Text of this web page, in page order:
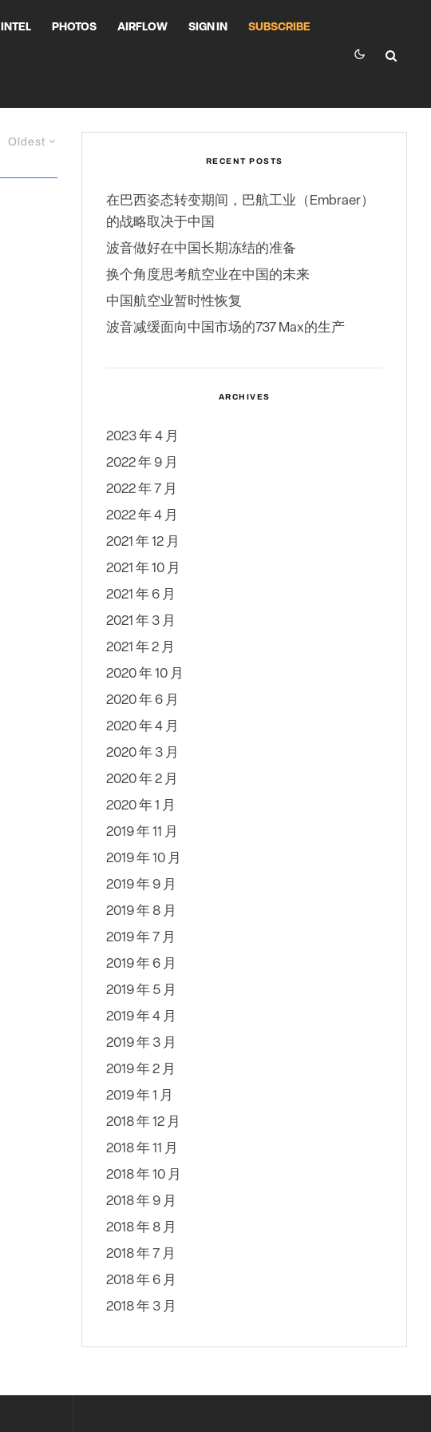
INTEL PHOTOS AIRFLOW SIGN IN SUBSCRIBE
Oldest
RECENT POSTS
在巴西姿态转变期间，巴航工业（Embraer）
的战略取决于中国
波音做好在中国长期冻结的准备
换个角度思考航空业在中国的未来
中国航空业暂时性恢复
波音减缓面向中国市场的737 Max的生产
ARCHIVES
2023 年 4 月
2022 年 9 月
2022 年 7 月
2022 年 4 月
2021 年 12 月
2021 年 10 月
2021 年 6 月
2021 年 3 月
2021 年 2 月
2020 年 10 月
2020 年 6 月
2020 年 4 月
2020 年 3 月
2020 年 2 月
2020 年 1 月
2019 年 11 月
2019 年 10 月
2019 年 9 月
2019 年 8 月
2019 年 7 月
2019 年 6 月
2019 年 5 月
2019 年 4 月
2019 年 3 月
2019 年 2 月
2019 年 1 月
2018 年 12 月
2018 年 11 月
2018 年 10 月
2018 年 9 月
2018 年 8 月
2018 年 7 月
2018 年 6 月
2018 年 3 月